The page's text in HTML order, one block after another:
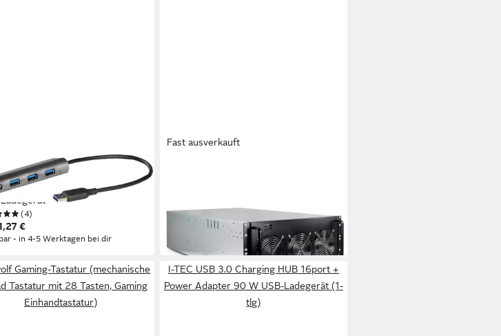
Metal Charging HUB 4 Port
(4)
€
- in 4-5 Werktagen bei dir
Fast ausverkauft
173,90 €
lieferbar - in 5-6 Werktagen bei dir
Gaming-Tastatur (mechanische
Tastatur mit 28 Tasten, Gaming
Einhandtastatur)
I-TEC USB 3.0 Charging HUB 16port +
Power Adapter 90 W USB-Ladegerät (1-
tlg)